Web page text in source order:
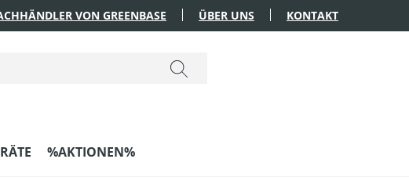
VON GREENBASE ÜBER UNS KONTAKT
%AKTIONEN%